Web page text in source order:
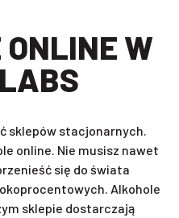
sklepów stacjonarnych.
online. Nie musisz nawet
się do świata
Alkohole
sklepie dostarczają